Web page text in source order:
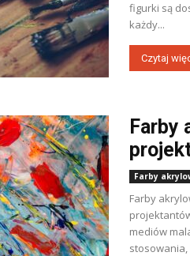
figurki są
każdy...
Czytaj
Farby
Farby
Farby
mediów
stosowania,